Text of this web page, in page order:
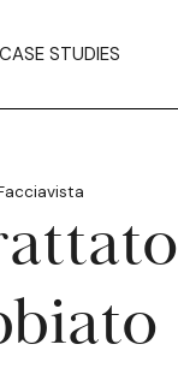
CASE STUDIES